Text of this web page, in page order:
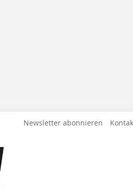
Newsletter abonnieren